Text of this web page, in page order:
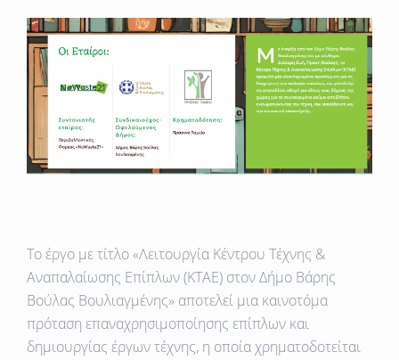
Το έργο με τίτλο «Λειτουργία Κέντρου Τέχνης &
Αναπαλαίωσης Επίπλων (ΚΤΑΕ) στον Δήμο Βάρης
Βούλας Βουλιαγμένης» αποτελεί μια καινοτόμα
πρόταση επαναχρησιμοποίησης επίπλων και
δημιουργίας έργων τέχνης, η οποία χρηματοδοτείται